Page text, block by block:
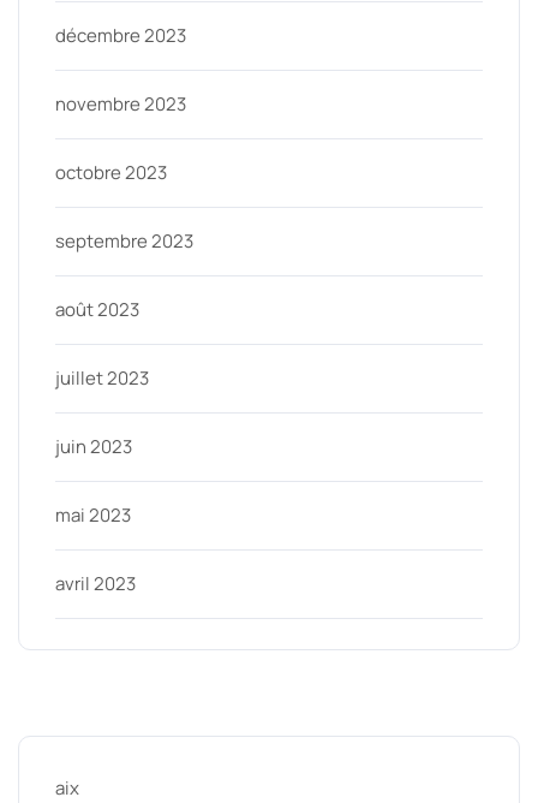
décembre 2023
novembre 2023
octobre 2023
septembre 2023
août 2023
juillet 2023
juin 2023
mai 2023
avril 2023
aix